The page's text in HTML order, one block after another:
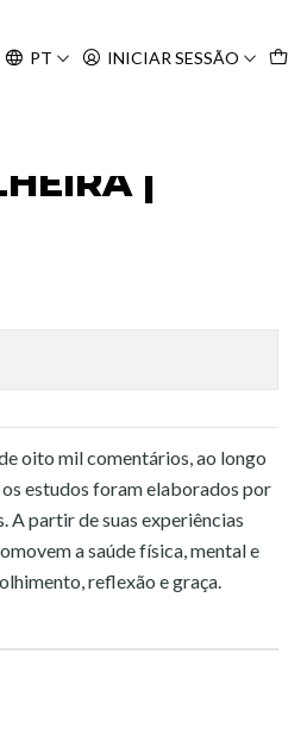
PT INICIAR SESSÃO
|
oito mil comentários, ao longo
estudos foram elaborados por
A partir de suas experiências
a saúde física, mental e
reflexão e graça.